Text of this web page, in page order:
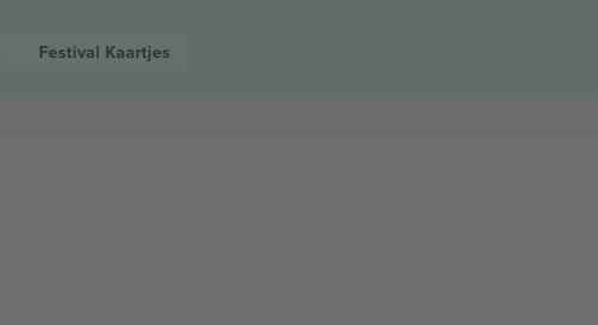
Festival Kaartjes